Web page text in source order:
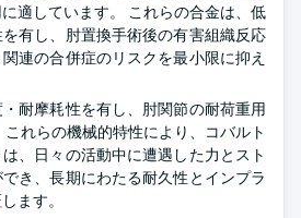
適しています。 これらの合金は、低
有し、肘置換手術後の有害組織反応
連の合併症のリスクを最小限に抑え
耐摩耗性を有し、肘関節の耐荷重用
れらの機械的特性により、コバルト
、日々の活動中に遭遇した力とスト
き、長期にわたる耐久性とインプラ
ます。